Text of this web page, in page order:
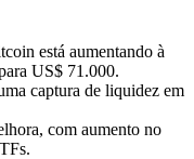
está aumentando à
US$ 71.000.
captura de liquidez em
com aumento no